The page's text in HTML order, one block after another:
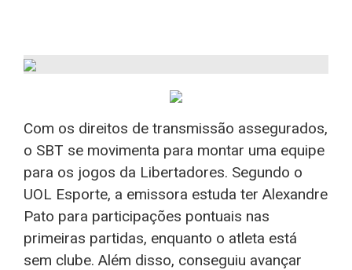
Com os direitos de transmissão assegurados,
o SBT se movimenta para montar uma equipe
para os jogos da Libertadores. Segundo o
UOL Esporte, a emissora estuda ter Alexandre
Pato para participações pontuais nas
primeiras partidas, enquanto o atleta está
sem clube. Além disso, conseguiu avançar